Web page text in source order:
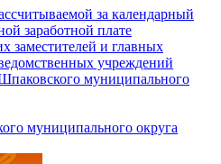
за календарный
заработной плате
заместителей и главных
учреждений
муниципального
муниципального округа